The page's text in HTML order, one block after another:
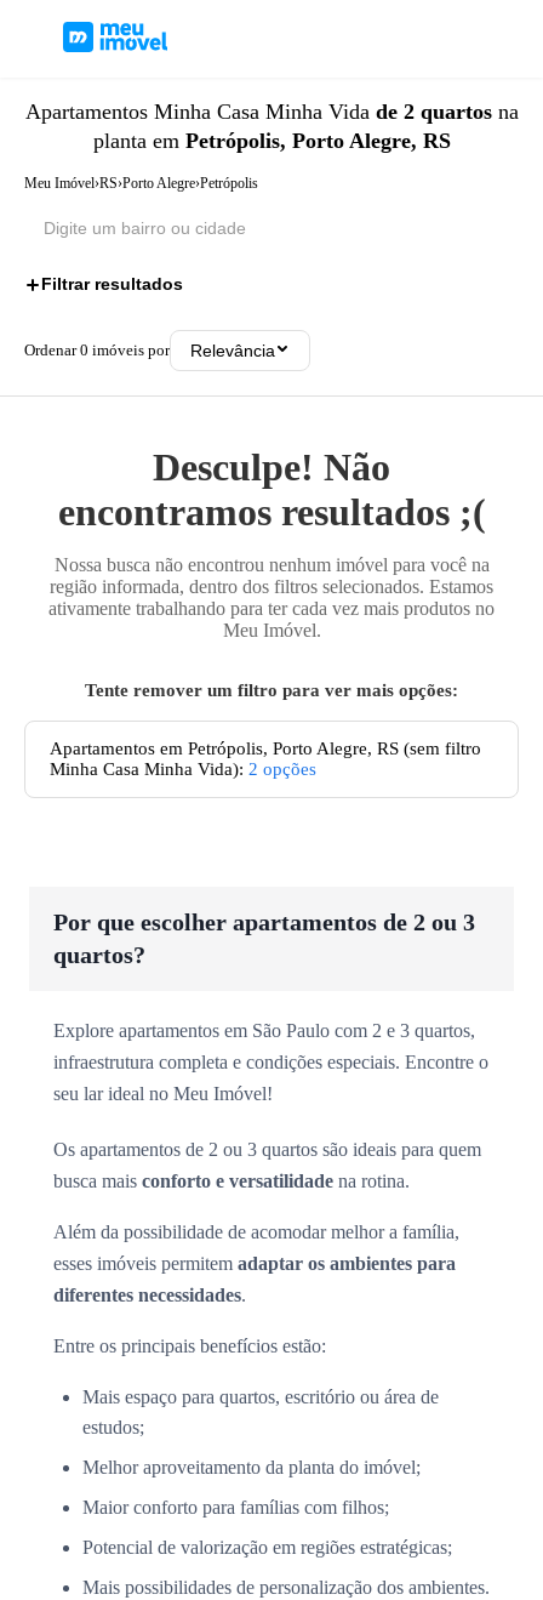
Apartamentos Minha Casa Minha Vida de 2 quartosna
planta em Petrópolis, Porto Alegre, RS
Meu Imóvel›RS›Porto Alegre›Petrópolis
Filtrar resultados
Ordenar0 imóveis por Relevância
Desculpe! Não
encontramos resultados ;(
Nossa busca não encontrou nenhum imóvel para você na
região informada, dentro dos filtros selecionados. Estamos
ativamente trabalhando para ter cada vez mais produtos no
Meu Imóvel.
Tente remover um filtro para ver mais opções:
Apartamentos em Petrópolis, Porto Alegre, RS (sem filtro
Minha Casa Minha Vida): 2 opções
Por que escolher apartamentos de 2 ou 3
quartos?
Explore apartamentos em São Paulo com 2 e 3 quartos,
infraestrutura completa e condições especiais. Encontre o
seu lar ideal no Meu Imóvel!
Os apartamentos de 2 ou 3 quartos são ideais para quem
busca mais conforto e versatilidade na rotina.
Além da possibilidade de acomodar melhor a família,
esses imóveis permitem adaptar os ambientes para
diferentes necessidades.
Entre os principais benefícios estão:
Mais espaço para quartos, escritório ou área de
estudos;
Melhor aproveitamento da planta do imóvel;
Maior conforto para famílias com filhos;
Potencial de valorização em regiões estratégicas;
Mais possibilidades de personalização dos ambientes.